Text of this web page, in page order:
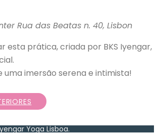
Rua das Beatas n. 40, Lisbon
esta prática, criada por BKS Iyengar,
uma imersão serena e intimista!️
Yoga Lisboa.